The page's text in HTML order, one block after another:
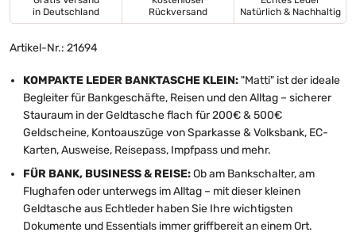
in Deutschland
Rückversand
Natürlich & Nachhaltig
Artikel-Nr.: 21694
KOMPAKTE LEDER BANKTASCHE KLEIN:"Matti" ist der ideale
Begleiter für Bankgeschäfte, Reisen und den Alltag – sicherer
Stauraum in der Geldtasche flach für 200€ & 500€
Geldscheine, Kontoauszüge von Sparkasse & Volksbank, EC-
Karten, Ausweise, Reisepass, Impfpass und mehr.
FÜR BANK, BUSINESS & REISE:Ob am Bankschalter, am
Flughafen oder unterwegs im Alltag – mit dieser kleinen
Geldtasche aus Echtleder haben Sie Ihre wichtigsten
Dokumente und Essentials immer griffbereit an einem Ort.